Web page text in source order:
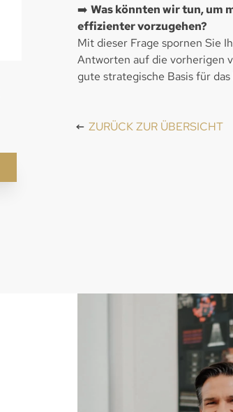
➡️ Was könnten wir tun, um
effizienter vorzugehen?
Mit dieser Frage spornen Sie
Antworten auf die vorherigen
gute strategische Basis für
ZURÜCK ZUR ÜBERSICHT